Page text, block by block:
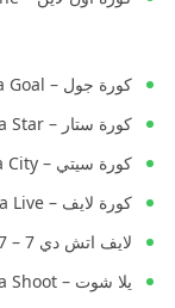
كورة جول – Kora Goal
كورة ستار – Kora Star
كورة سيتي – Kora City
كورة لايف – Kora Live
لايف اتش دي 7 – LiveHD7
يلا شوت – Yalla Shoot